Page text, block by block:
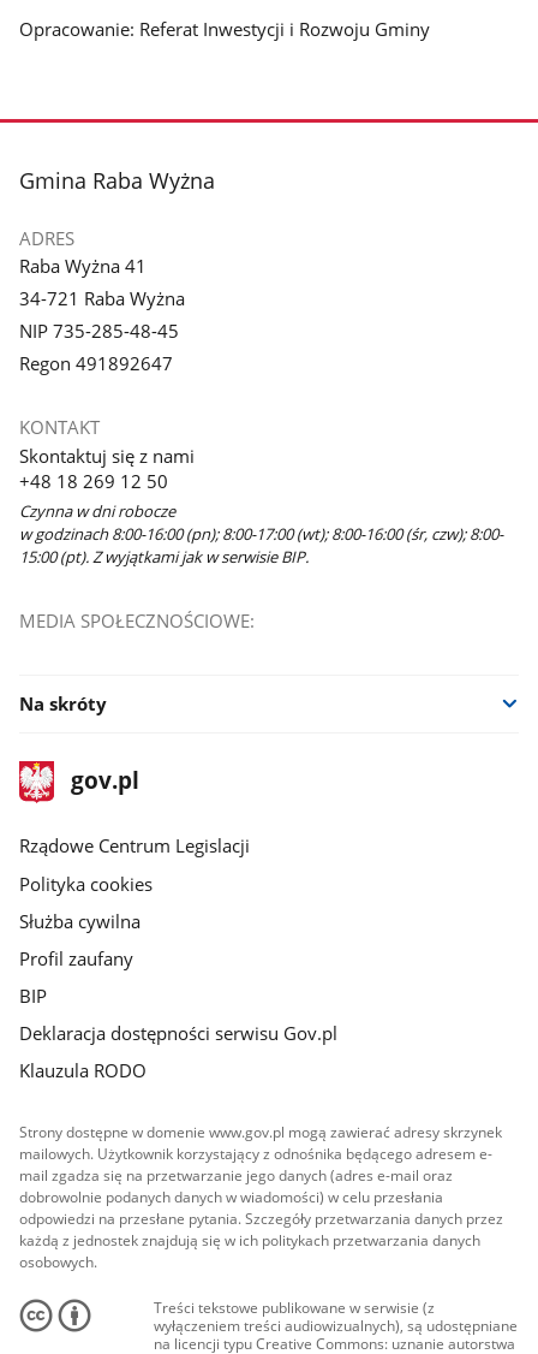
Opracowanie: Referat Inwestycji i Rozwoju Gminy
stopka
Gmina Raba Wyżna
ADRES
Raba Wyżna 41
34-721 Raba Wyżna
NIP 735-285-48-45
Regon 491892647
KONTAKT
Skontaktuj się z nami
+48 18 269 12 50
Czynna w dni robocze
w godzinach 8:00-16:00 (pn); 8:00-17:00 (wt); 8:00-16:00 (śr, czw); 8:00-
15:00 (pt). Z wyjątkami jak w serwisie BIP.
MEDIA SPOŁECZNOŚCIOWE:
Na skróty
stopka
gov.plStrona
gov.pl
Rządowe Centrum Legislacji
Polityka cookies
Służba cywilna
Profil zaufany
BIP
Deklaracja dostępności serwisu Gov.pl
Klauzula RODO
Strony dostępne w domenie www.gov.pl mogą zawierać adresy skrzynek
mailowych. Użytkownik korzystający z odnośnika będącego adresem e-
mail zgadza się na przetwarzanie jego danych (adres e-mail oraz
dobrowolnie podanych danych w wiadomości) w celu przesłania
odpowiedzi na przesłane pytania. Szczegóły przetwarzania danych przez
każdą z jednostek znajdują się w ich politykach przetwarzania danych
osobowych.
Treści tekstowe publikowane w serwisie (z
wyłączeniem treści audiowizualnych), są udostępniane
na licencji typu Creative Commons: uznanie autorstwa